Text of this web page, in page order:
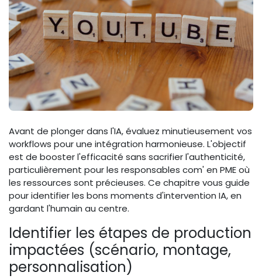
Avant de plonger dans l'IA, évaluez minutieusement vos
workflows pour une intégration harmonieuse. L'objectif
est de booster l'efficacité sans sacrifier l'authenticité,
particulièrement pour les responsables com' en PME où
les ressources sont précieuses. Ce chapitre vous guide
pour identifier les bons moments d'intervention IA, en
gardant l'humain au centre.
Identifier les étapes de production
impactées (scénario, montage,
personnalisation)